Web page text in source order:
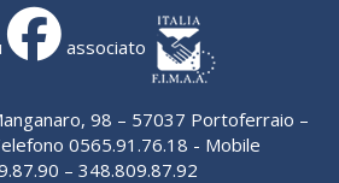
associato
98 – 57037 Portoferraio –
0565.91.76.18 - Mobile
– 348.809.87.92